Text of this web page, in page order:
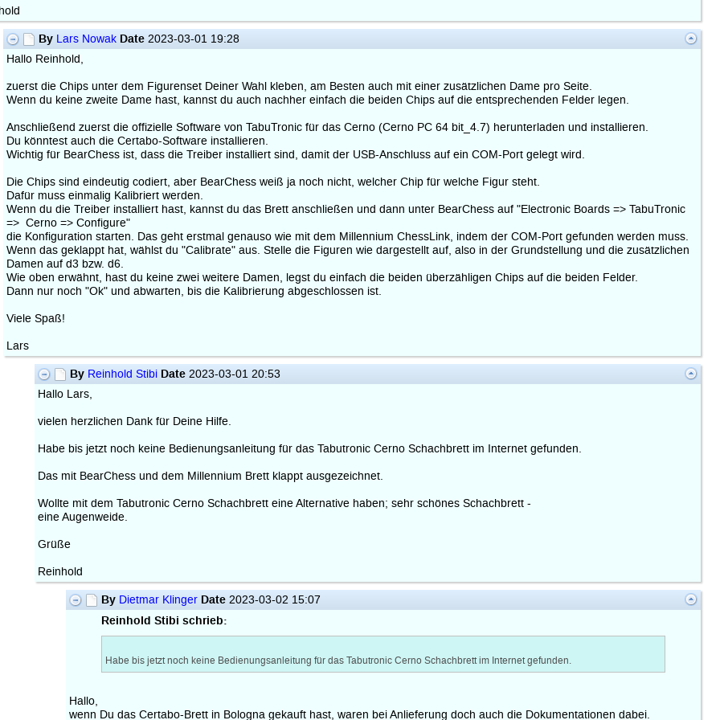
By Lars Nowak Date2023-03-01 19:28
Hallo Reinhold,
zuerst die Chips unter dem Figurenset Deiner Wahl kleben, am Besten auch mit einer zusätzlichen Dame pro Seite.
Wenn du keine zweite Dame hast, kannst du auch nachher einfach die beiden Chips auf die entsprechenden Felder legen.
Anschließend zuerst die offizielle Software von TabuTronic für das Cerno (Cerno PC 64 bit_4.7) herunterladen und installieren.
Du könntest auch die Certabo-Software installieren.
Wichtig für BearChess ist, dass die Treiber installiert sind, damit der USB-Anschluss auf ein COM-Port gelegt wird.
Die Chips sind eindeutig codiert, aber BearChess weiß ja noch nicht, welcher Chip für welche Figur steht.
Dafür muss einmalig Kalibriert werden.
Wenn du die Treiber installiert hast, kannst du das Brett anschließen und dann unter BearChess auf "Electronic Boards => TabuTronic
=> Cerno => Configure"
die Konfiguration starten. Das geht erstmal genauso wie mit dem Millennium ChessLink, indem der COM-Port gefunden werden muss.
Wenn das geklappt hat, wählst du "Calibrate" aus. Stelle die Figuren wie dargestellt auf, also in der Grundstellung und die zusätzlichen
Damen auf d3 bzw. d6.
Wie oben erwähnt, hast du keine zwei weitere Damen, legst du einfach die beiden überzähligen Chips auf die beiden Felder.
Dann nur noch "Ok" und abwarten, bis die Kalibrierung abgeschlossen ist.
Viele Spaß!
Lars
By Reinhold Stibi Date2023-03-01 20:53
Hallo Lars,
vielen herzlichen Dank für Deine Hilfe.
Habe bis jetzt noch keine Bedienungsanleitung für das Tabutronic Cerno Schachbrett im Internet gefunden.
Das mit BearChess und dem Millennium Brett klappt ausgezeichnet.
Wollte mit dem Tabutronic Cerno Schachbrett eine Alternative haben; sehr schönes Schachbrett -
eine Augenweide.
Grüße
Reinhold
By Dietmar Klinger Date2023-03-02 15:07
Reinhold Stibi schrieb:
Habe bis jetzt noch keine Bedienungsanleitung für das Tabutronic Cerno Schachbrett im Internet gefunden.
Hallo,
wenn Du das Certabo-Brett in Bologna gekauft hast, waren bei Anlieferung doch auch die Dokumentationen dabei.